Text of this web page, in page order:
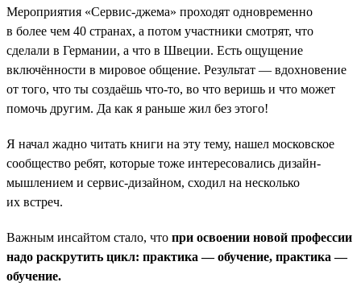
Мероприятия «Сервис-джема» проходят одновременно
в более чем 40 странах, а потом участники смотрят, что
сделали в Германии, а что в Швеции. Есть ощущение
включённости в мировое общение. Результат — вдохновение
от того, что ты создаёшь что-то, во что веришь и что может
помочь другим. Да как я раньше жил без этого!
Я начал жадно читать книги на эту тему, нашел московское
сообщество ребят, которые тоже интересовались дизайн-
мышлением и сервис-дизайном, сходил на несколько
их встреч.
Важным инсайтом стало, что при освоении новой профессии
надо раскрутить цикл: практика — обучение, практика —
обучение.